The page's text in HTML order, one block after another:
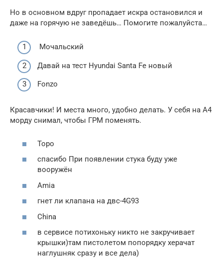
Но в основном вдруг пропадает искра остановился и
даже на горячую не заведёшь… Помогите пожалуйста…
Мочальский
Давай на тест Hyundai Santa Fe новый
Fonzo
Красавчики! И места много, удобно делать. У себя на А4
морду снимал, чтобы ГРМ поменять.
Торо
спасибо При появлении стука буду уже
вооружён
Amia
гнет ли клапана на двс-4G93
China
в сервисе потихоньку никто не закручивает
крышки)там пистолетом попорядку херачат
наглушняк сразу и все дела)